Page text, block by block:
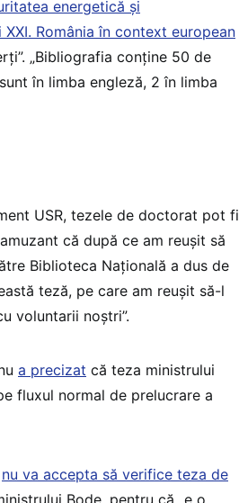
energetică și
România în context european
„Bibliografia conține 50 de
în limba engleză, 2 în limba
USR, tezele de doctorat pot fi
că după ce am reușit să
Biblioteca Națională a dus de
teză, pe care am reușit să-l
voluntarii noștri”.
a precizat că teza ministrului
fluxul normal de prelucrare a
nu va accepta să verifice teza de
Bode, pentru că „e o